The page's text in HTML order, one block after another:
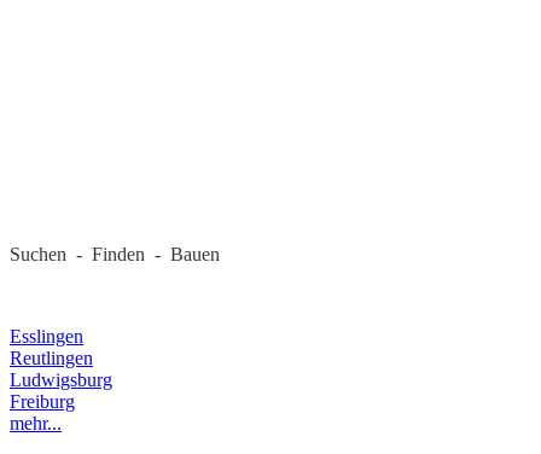
Suchen - Finden - Bauen
Esslingen
Reutlingen
Ludwigsburg
Freiburg
mehr...